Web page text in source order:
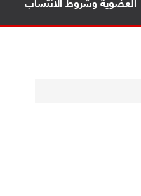
العضوية وشروط الانتساب